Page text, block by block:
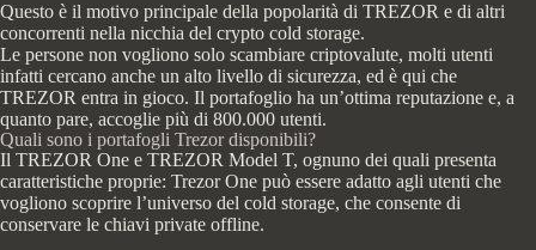
Questo è il motivo principale della popolarità di TREZOR e di altri
concorrenti nella nicchia del crypto cold storage.
Le persone non vogliono solo scambiare criptovalute, molti utenti
infatti cercano anche un alto livello di sicurezza, ed è qui che
TREZOR entra in gioco. Il portafoglio ha un’ottima reputazione e, a
quanto pare, accoglie più di 800.000 utenti.
Quali sono i portafogli Trezor disponibili?
Il TREZOR One e TREZOR Model T, ognuno dei quali presenta
caratteristiche proprie: Trezor One può essere adatto agli utenti che
vogliono scoprire l’universo del cold storage, che consente di
conservare le chiavi private offline.